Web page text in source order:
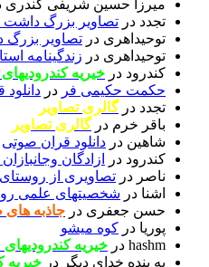
میرزا حسین شریفی کندری
تجدد در تصاویر بزرگ
توحیداهری در تصاویر
توحیداهری در زندگینامه
کندرود در خیریه
حکمت حکیمی فر در
تجدد درگالری تصاویر
باقر خرم درگالری تصاویر
شاهین در دانلود قران صوتی
کندرود در
ازادگان
ناصر در تصاویری از
اشنا در شخصیتهای علمی
حسن جعفری در جاذبه های
پوریا در کوه میشو
hashm در خیریه
یه بنده خدای دیگر در خیریه